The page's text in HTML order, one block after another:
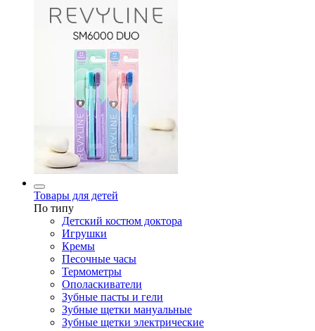
Товары для детей
По типу
Детский костюм доктора
Игрушки
Кремы
Песочные часы
Термометры
Ополаскиватели
Зубные пасты и гели
Зубные щетки мануальные
Зубные щетки электрические